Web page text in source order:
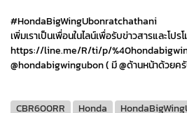
#HondaBigWingUbonratchathani
เพิ่มเราเป็นเพื่อนในไลน์เพื่อรับข่าวสารและโป
https://line.me/R/ti/p/
@hondabigwingubon ( มี @ด้านหน้าด้วยค
CBR600RR Honda